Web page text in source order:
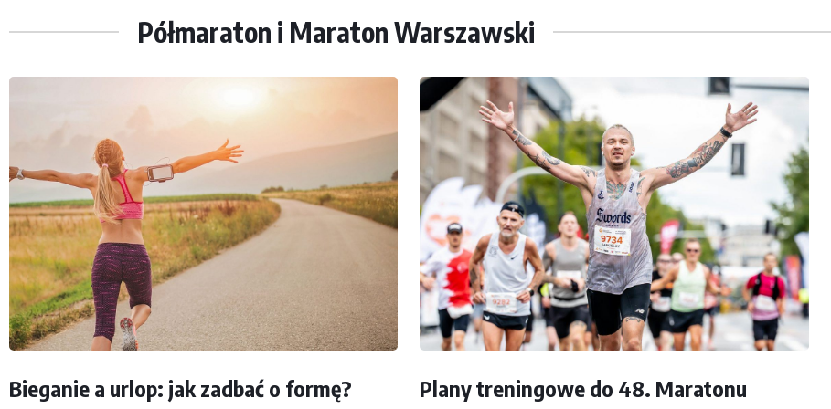
Półmaraton i Maraton Warszawski
Bieganie a urlop: jak zadbać o formę?
Plany treningowe do 48. Maratonu